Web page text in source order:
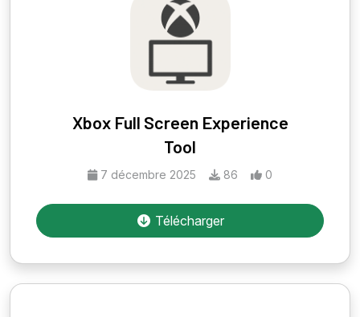
Xbox Full Screen Experience
Tool
7 décembre 2025 86 0
Télécharger